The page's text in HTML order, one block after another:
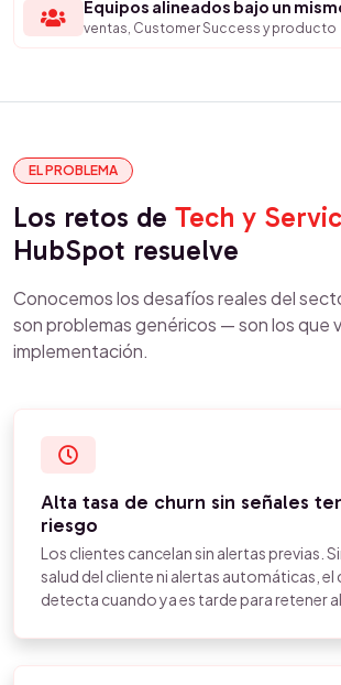
Equipos alineados bajo un
ventas, Customer Success y producto
EL PROBLEMA
Los retos de Tech y
HubSpot resuelve
Conocemos los desafíos reales del
son problemas genéricos — son los que
implementación.
Alta tasa de churn sin señales
riesgo
Los clientes cancelan sin alertas previas.
salud del cliente ni alertas automáticas, el
detecta cuando ya es tarde para retener